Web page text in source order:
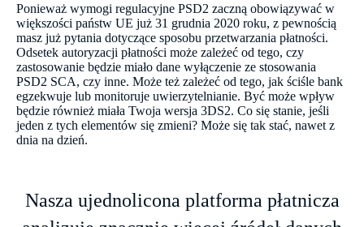
Ponieważ wymogi regulacyjne PSD2 zaczną obowiązywać w
większości państw UE już 31 grudnia 2020 roku, z pewnością
masz już pytania dotyczące sposobu przetwarzania płatności.
Odsetek autoryzacji płatności może zależeć od tego, czy
zastosowanie będzie miało dane wyłączenie ze stosowania
PSD2 SCA, czy inne. Może też zależeć od tego, jak ściśle bank
egzekwuje lub monitoruje uwierzytelnianie. Być może wpływ
będzie również miała Twoja wersja 3DS2. Co się stanie, jeśli
jeden z tych elementów się zmieni? Może się tak stać, nawet z
dnia na dzień.
Nasza ujednolicona platforma płatnicza